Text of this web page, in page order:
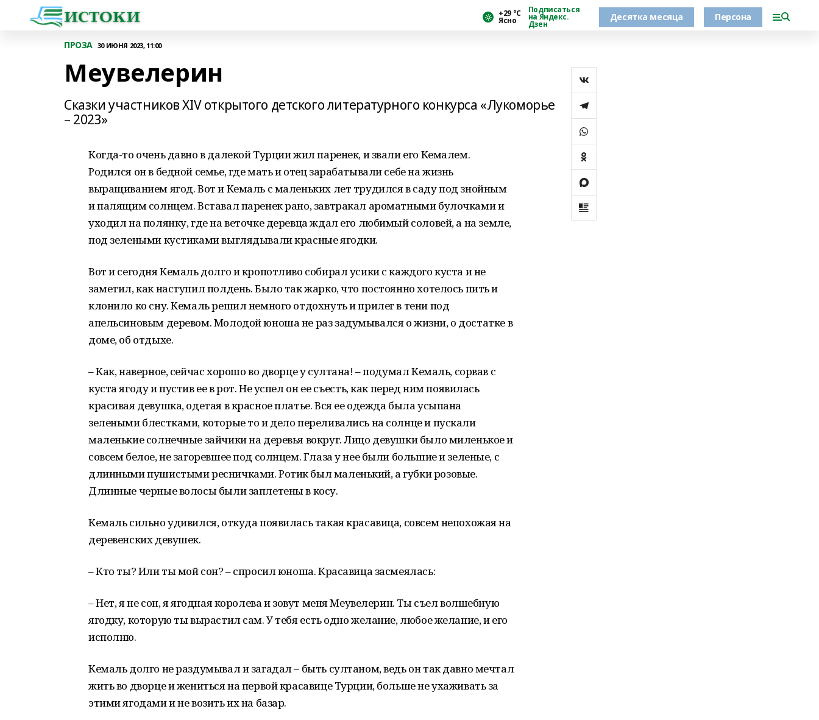
+29 °С
Ясно
Подписаться
на Яндекс.
Дзен
Десятка месяца Персона
ПРОЗА 30 ИЮНЯ 2023, 11:00
Меувелерин
Сказки участников XIV открытого детского литературного конкурса «Лукоморье
– 2023»
Когда-то очень давно в далекой Турции жил паренек, и звали его Кемалем.
Родился он в бедной семье, где мать и отец зарабатывали себе на жизнь
выращиванием ягод. Вот и Кемаль с маленьких лет трудился в саду под знойным
и палящим солнцем. Вставал паренек рано, завтракал ароматными булочками и
уходил на полянку, где на веточке деревца ждал его любимый соловей, а на земле,
под зелеными кустиками выглядывали красные ягодки.
Вот и сегодня Кемаль долго и кропотливо собирал усики с каждого куста и не
заметил, как наступил полдень. Было так жарко, что постоянно хотелось пить и
клонило ко сну. Кемаль решил немного отдохнуть и прилег в тени под
апельсиновым деревом. Молодой юноша не раз задумывался о жизни, о достатке в
доме, об отдыхе.
– Как, наверное, сейчас хорошо во дворце у султана! – подумал Кемаль, сорвав с
куста ягоду и пустив ее в рот. Не успел он ее съесть, как перед ним появилась
красивая девушка, одетая в красное платье. Вся ее одежда была усыпана
зелеными блестками, которые то и дело переливались на солнце и пускали
маленькие солнечные зайчики на деревья вокруг. Лицо девушки было миленькое и
совсем белое, не загоревшее под солнцем. Глаза у нее были большие и зеленые, с
длинными пушистыми ресничками. Ротик был маленький, а губки розовые.
Длинные черные волосы были заплетены в косу.
Кемаль сильно удивился, откуда появилась такая красавица, совсем непохожая на
деревенских девушек.
– Кто ты? Или ты мой сон? – спросил юноша. Красавица засмеялась:
– Нет, я не сон, я ягодная королева и зовут меня Меувелерин. Ты съел волшебную
ягодку, которую ты вырастил сам. У тебя есть одно желание, любое желание, и его
исполню.
Кемаль долго не раздумывал и загадал – быть султаном, ведь он так давно мечтал
жить во дворце и жениться на первой красавице Турции, больше не ухаживать за
этими ягодами и не возить их на базар.